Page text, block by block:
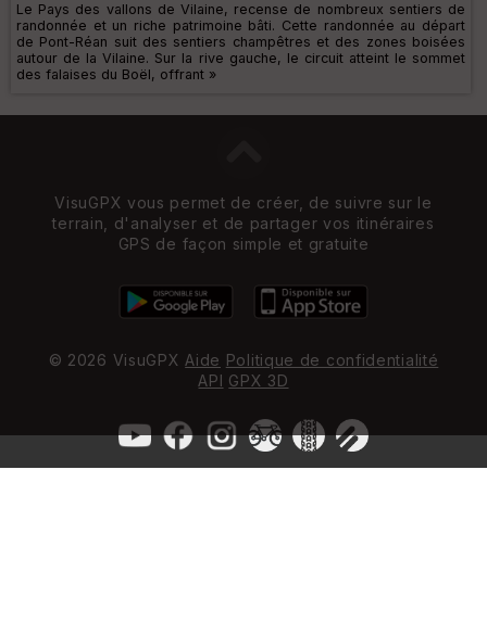
Le Pays des vallons de Vilaine, recense de nombreux sentiers de
randonnée et un riche patrimoine bâti. Cette randonnée au départ
de Pont-Réan suit des sentiers champêtres et des zones boisées
autour de la Vilaine. Sur la rive gauche, le circuit atteint le sommet
des falaises du Boël, offrant »
VisuGPX vous permet de créer, de suivre sur le
terrain, d'analyser et de partager vos itinéraires
GPS de façon simple et gratuite
© 2026 VisuGPXAide Politique de confidentialité
API
GPX 3D